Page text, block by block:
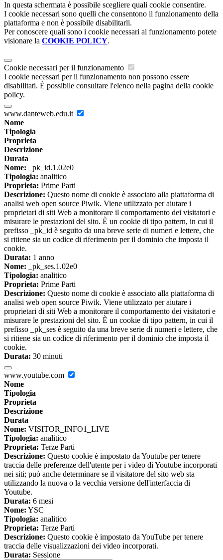
In questa schermata è possibile scegliere quali cookie consentire.
I cookie necessari sono quelli che consentono il funzionamento della
piattaforma e non è possibile disabilitarli.
Per conoscere quali sono i cookie necessari al funzionamento potete
visionare la COOKIE POLICY.
Cookie necessari per il funzionamento
I cookie necessari per il funzionamento non possono essere
disabilitati. È possibile consultare l'elenco nella pagina della cookie
policy.
www.danteweb.edu.it
Nome
Tipologia
Proprieta
Descrizione
Durata
Nome: _pk_id.1.02e0
Tipologia: analitico
Proprieta: Prime Parti
Descrizione: Questo nome di cookie è associato alla piattaforma di
analisi web open source Piwik. Viene utilizzato per aiutare i
proprietari di siti Web a monitorare il comportamento dei visitatori e
misurare le prestazioni del sito. È un cookie di tipo pattern, in cui il
prefisso _pk_id è seguito da una breve serie di numeri e lettere, che
si ritiene sia un codice di riferimento per il dominio che imposta il
cookie.
Durata: 1 anno
Nome: _pk_ses.1.02e0
Tipologia: analitico
Proprieta: Prime Parti
Descrizione: Questo nome di cookie è associato alla piattaforma di
analisi web open source Piwik. Viene utilizzato per aiutare i
proprietari di siti Web a monitorare il comportamento dei visitatori e
misurare le prestazioni del sito. È un cookie di tipo pattern, in cui il
prefisso _pk_ses è seguito da una breve serie di numeri e lettere, che
si ritiene sia un codice di riferimento per il dominio che imposta il
cookie.
Durata: 30 minuti
www.youtube.com
Nome
Tipologia
Proprieta
Descrizione
Durata
Nome: VISITOR_INFO1_LIVE
Tipologia: analitico
Proprieta: Terze Parti
Descrizione: Questo cookie è impostato da Youtube per tenere
traccia delle preferenze dell'utente per i video di Youtube incorporati
nei siti; può anche determinare se il visitatore del sito web sta
utilizzando la nuova o la vecchia versione dell'interfaccia di
Youtube.
Durata: 6 mesi
Nome: YSC
Tipologia: analitico
Proprieta: Terze Parti
Descrizione: Questo cookie è impostato da YouTube per tenere
traccia delle visualizzazioni dei video incorporati.
Durata: Sessione